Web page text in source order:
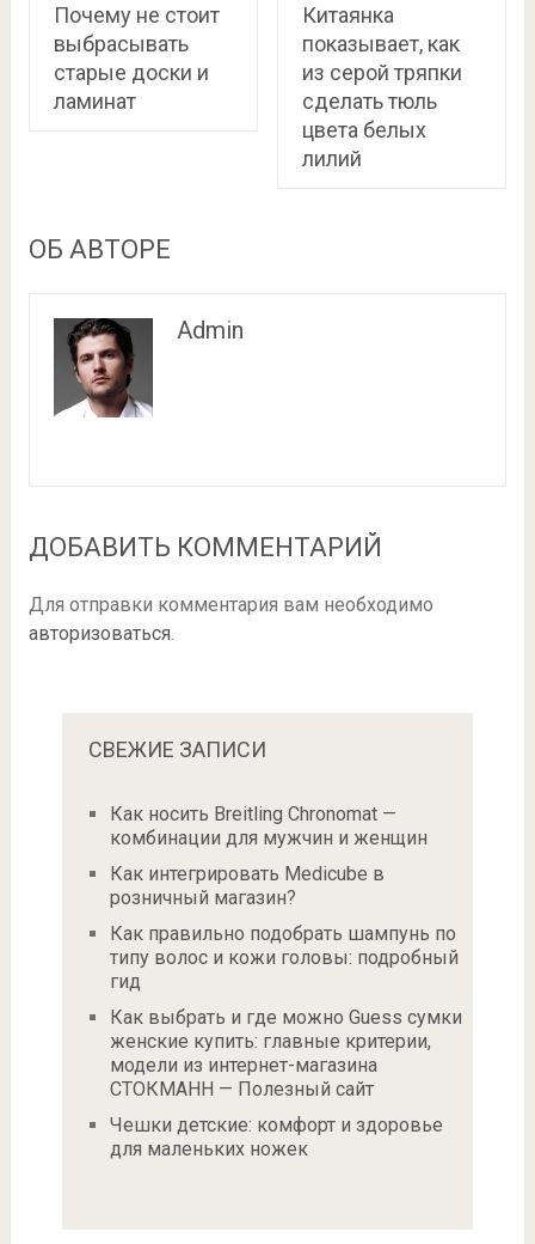
Почему не стоит
выбрасывать
старые доски и
ламинат
Китаянка
показывает, как
из серой тряпки
сделать тюль
цвета белых
лилий
ОБ АВТОРЕ
Admin
ДОБАВИТЬ КОММЕНТАРИЙ
Для отправки комментария вам необходимо
авторизоваться
СВЕЖИЕ ЗАПИСИ
Как носить Breitling Chronomat —
комбинации для мужчин и женщин
Как интегрировать Medicube в
розничный магазин?
Как правильно подобрать шампунь по
типу волос и кожи головы: подробный
гид
Как выбрать и где можно Guess сумки
женские купить: главные критерии,
модели из интернет-магазина
СТОКМАНН — Полезный сайт
Чешки детские: комфорт и здоровье
для маленьких ножек